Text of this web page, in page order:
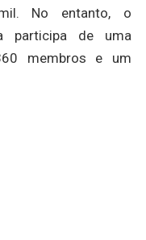
No entanto, o
participa de uma
membros e um